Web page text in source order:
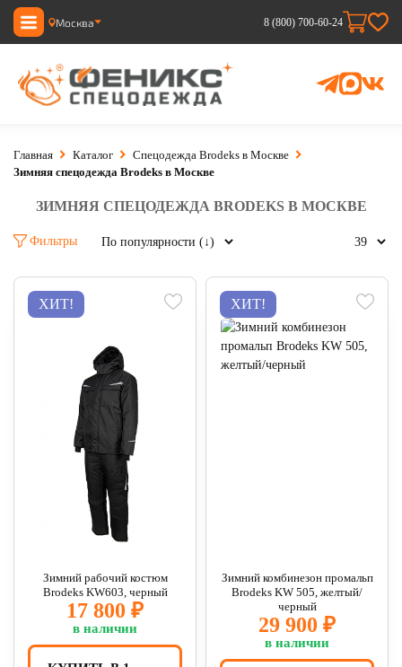
Москва 8 (800) 700-60-24
Главная Каталог
Спецодежда Brodeks в Москве
Зимняя спецодежда Brodeks в Москве
ЗИМНЯЯ СПЕЦОДЕЖДА BRODEKS В МОСКВЕ
Фильтры
ХИТ!
Зимний рабочий костюм
Brodeks KW603, черный
17 800 ₽
в наличии
ХИТ!
Зимний комбинезон промальп
Brodeks KW 505, желтый/
черный
29 900 ₽
в наличии